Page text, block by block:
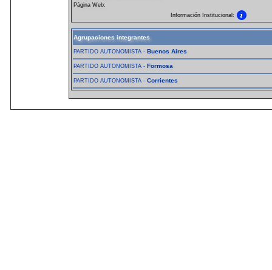
Página Web:
Información Institucional:
Agrupaciones integrantes
PARTIDO AUTONOMISTA - Buenos Aires
PARTIDO AUTONOMISTA - Formosa
PARTIDO AUTONOMISTA - Corrientes